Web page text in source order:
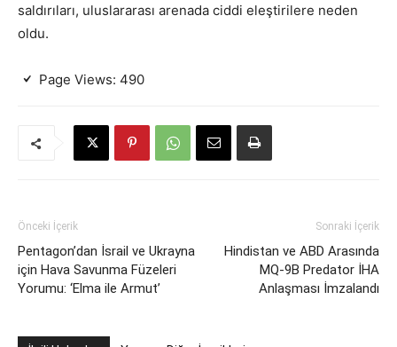
saldırıları, uluslararası arenada ciddi eleştirilere neden
oldu.
Page Views: 490
Önceki İçerik
Pentagon’dan İsrail ve Ukrayna
için Hava Savunma Füzeleri
Yorumu: ‘Elma ile Armut’
Sonraki İçerik
Hindistan ve ABD Arasında
MQ-9B Predator İHA
Anlaşması İmzalandı